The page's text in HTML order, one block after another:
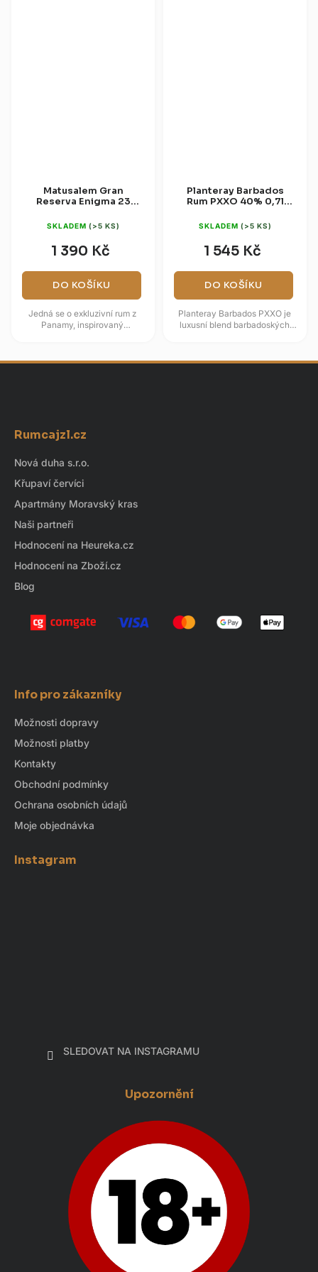
Matusalem Gran
Reserva Enigma 23
krabice)
SKLADEM (>5 KS)
1 390 Kč
DO KOŠÍKU
Jedná se o exkluzivní rum z
Panamy, inspirovaný
bourbonu v...
Planteray Barbados
Rum PXXO 40% 0,7l
SKLADEM (>5 KS)
1 545 Kč
DO KOŠÍKU
Planteray Barbados PXXO je
luxusní blend barbadoských
Rumcajzl.cz
Nová duha s.r.o.
Křupaví červíci
Apartmány Moravský kras
Naši partneři
Hodnocení na Heureka.cz
Hodnocení na Zboží.cz
Blog
Info pro zákazníky
Možnosti dopravy
Možnosti platby
Kontakty
Obchodní podmínky
Ochrana osobních údajů
Moje objednávka
Instagram
SLEDOVAT NA INSTAGRAMU
Upozornění